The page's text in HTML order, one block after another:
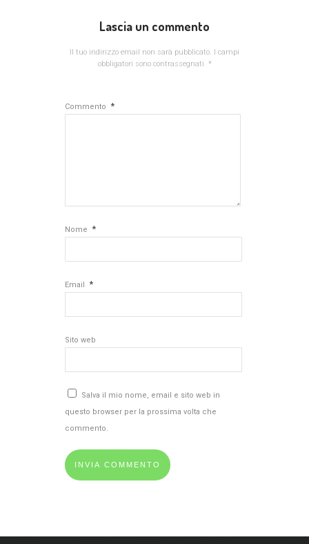
Lascia un commento
Il tuo indirizzo email non sarà pubblicato. I campi
obbligatori sono contrassegnati *
Commento *
Nome *
Email *
Sito web
Salva il mio nome, email e sito web in
questo browser per la prossima volta che
commento.